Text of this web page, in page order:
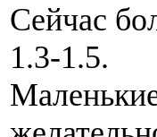
Сейчас
1.3-1.5.